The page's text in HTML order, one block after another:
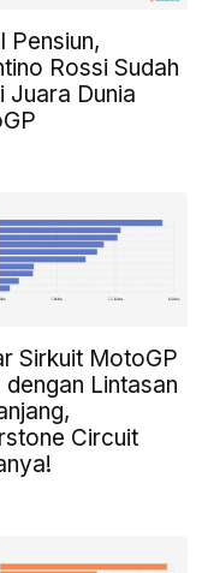
Pensiun,
Rossi Sudah
Juara Dunia
Sirkuit MotoGP
dengan Lintasan
Circuit